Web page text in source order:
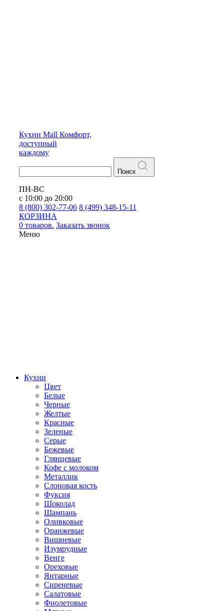
Кухни Mall Комфорт,
доступный
каждому
Поиск
ПН-ВС
с 10:00 до 20:00
8 (800) 302-77-06 8 (499) 348-15-11
КОРЗИНА
0 товаров. Заказать звонок
Меню
Кухни
Цвет
Белые
Черные
Желтые
Красные
Зеленые
Серые
Бежевые
Глянцевые
Кофе с молоком
Металлик
Слоновая кость
Фуксия
Шоколад
Шампань
Оливковые
Оранжевые
Вишневые
Изумрудные
Венге
Ореховые
Янтарные
Сиреневые
Салатовые
Фиолетовые